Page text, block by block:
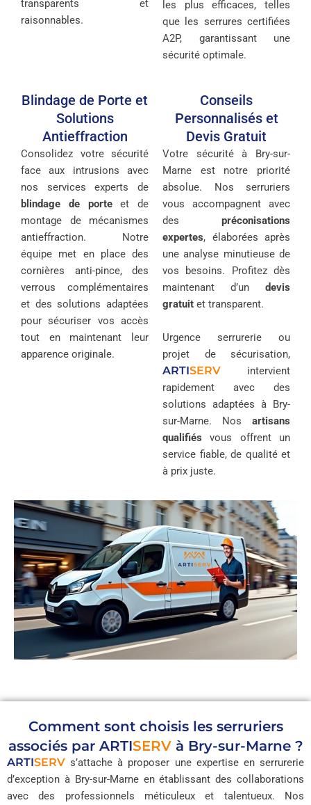
transparents et
raisonnables.
les plus efficaces, telles
que les serrures certifiées
A2P, garantissant une
sécurité optimale.
Blindage de Porte et
Solutions
Antieffraction
Consolidez votre sécurité
face aux intrusions avec
nos services experts de
blindage de porteet de
montage de mécanismes
antieffraction. Notre
équipe met en place des
cornières anti-pince, des
verrous complémentaires
et des solutions adaptées
pour sécuriser vos accès
tout en maintenant leur
apparence originale.
Conseils
Personnalisés et
Devis Gratuit
Votre sécurité à Bry-sur-
Marne est notre priorité
absolue. Nos serruriers
vous accompagnent avec
des préconisations
expertes, élaborées après
une analyse minutieuse de
vos besoins. Profitez dès
maintenant d’un devis
gratuit et transparent.
Urgence serrurerie ou
projet de sécurisation,
ARTISERV intervient
rapidement avec des
solutions adaptées à Bry-
sur-Marne. Nos artisans
qualifiés vous offrent un
service fiable, de qualité et
à prix juste.
Comment sont choisis les serruriers
associés par ARTISERVà Bry-sur-Marne ?
ARTISERV s’attache à proposer une expertise en serrurerie
d’exception à Bry-sur-Marne en établissant des collaborations
avec des professionnels méticuleux et talentueux. Nos